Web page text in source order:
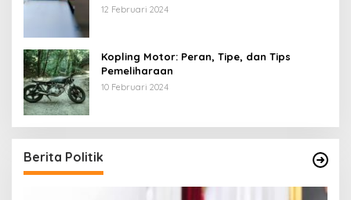
12 Februari 2024
Kopling Motor: Peran, Tipe, dan Tips
Pemeliharaan
10 Februari 2024
Berita Politik